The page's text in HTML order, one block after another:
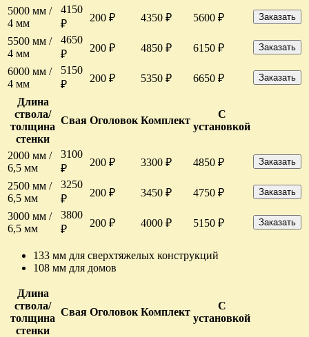
5000 мм /
4 мм
4150
₽
200 ₽ 4350 ₽ 5600 ₽ Заказать
5500 мм /
4 мм
4650
₽
200 ₽ 4850 ₽ 6150 ₽ Заказать
6000 мм /
4 мм
5150
₽
200 ₽ 5350 ₽ 6650 ₽ Заказать
Длина
ствола/
толщина
стенки
Свая Оголовок Комплект
С
установкой
2000 мм /
6,5 мм
3100
₽
200 ₽ 3300 ₽ 4850 ₽ Заказать
2500 мм /
6,5 мм
3250
₽
200 ₽ 3450 ₽ 4750 ₽ Заказать
3000 мм /
6,5 мм
3800
₽
200 ₽ 4000 ₽ 5150 ₽ Заказать
133 мм для сверхтяжелых конструкций
108 мм для домов
Длина
ствола/
толщина
стенки
Свая Оголовок Комплект
С
установкой